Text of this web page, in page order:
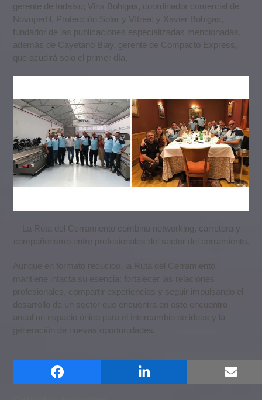
gerente de Indalsu; Vins Bohigas, coordinador comercial de
Novoperfil, Protección Solar y Vítrea; y Xavier Bohigas,
fundador de las publicaciones especializadas mencionadas,
además de Cayetano Blay, gerente de Compacto Express,
que acudirá solo el primer día.
La Ruta del Cerramiento combina networking, carretera y
compañerismo entre profesionales del sector del cerramiento.
Aunque en formato reducido, la Ruta del Cerramiento
mantiene intacta su esencia: fortalecer las relaciones
profesionales, compartir experiencias y seguir impulsando el
desarrollo de un sector que encuentra en este encuentro
anual un espacio único para el intercambio de ideas y la
generación de nuevas oportunidades.
Buscar